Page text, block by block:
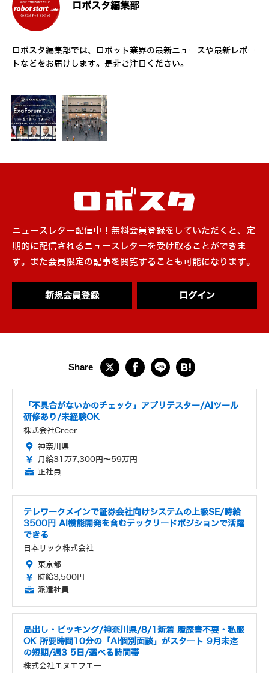
ロボスタ編集部
ロボスタ編集部では、ロボット業界の最新ニュースや最新レポー
トなどをお届けします。是非ご注目ください。
ニュースレター配信中！無料会員登録をしていただくと、定
期的に配信されるニュースレターを受け取ることができま
す。また会員限定の記事を閲覧することも可能になります。
新規会員登録 ログイン
「不具合がないかのチェック」アプリテスター/AIツール
研修あり/未経験OK
株式会社Creer
神奈川県
月給31万7,300円～59万円
正社員
テレワークメインで証券会社向けシステムの上級SE/時給
3500円 AI機能開発を含むテックリードポジションで活躍
できる
日本リック株式会社
東京都
時給3,500円
派遣社員
品出し・ピッキング/神奈川県/8/1新着 履歴書不要・私服
OK 所要時間10分の「AI個別面談」がスタート 9月末迄
の短期/週3 5日/選べる時間帯
株式会社エヌエフエー